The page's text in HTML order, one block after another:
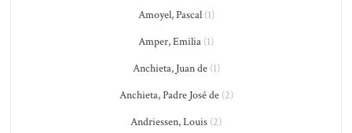
Amoyel, Pascal(1)
Amper, Emilia (1)
Anchieta, Juan de(1)
Anchieta, Padre José de(2)
Andriessen, Louis (2)